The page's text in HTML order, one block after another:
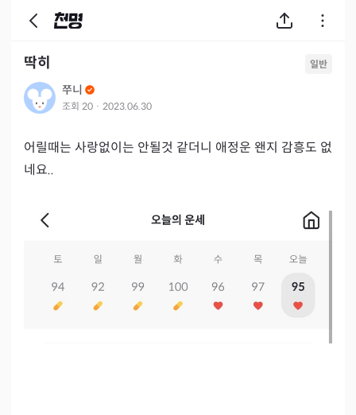
딱히 일반
쭈니
조회 20 · 2023.06.30
어릴때는 사랑없이는 안될것 같더니 애정운 왠지 감흥도 없
네요..